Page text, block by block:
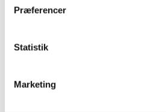
Præferencer
Statistik
Marketing
Har du spørgsmål, kan du
Rottbøll //
Arrangør
BL arrangerer ERFA-møderne